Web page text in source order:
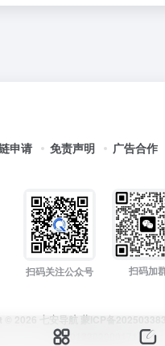
申请 免责声明 广告合作
扫码关注公众号 扫码加
© 2026 七安导航 蒙ICP备
15012202000171号